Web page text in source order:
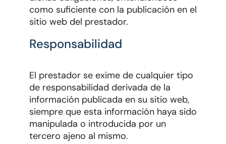
como suficiente con la publicación en el
sitio web del prestador.
Responsabilidad
El prestador se exime de cualquier tipo
de responsabilidad derivada de la
información publicada en su sitio web,
siempre que esta información haya sido
manipulada o introducida por un
tercero ajeno al mismo.